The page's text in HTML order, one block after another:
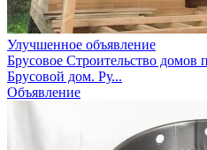
Улучшенное объявление
Брусовое Строительство домов
Брусовой дом. Ру...
Объявление